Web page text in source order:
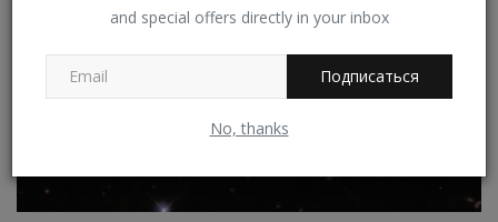
and special offers directly in your inbox
Подписаться
No, thanks